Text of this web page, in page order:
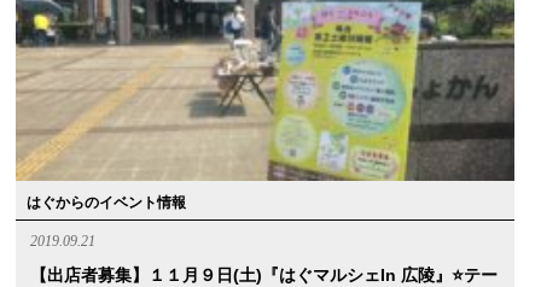
はぐからのイベント情報
2019.09.21
【出店者募集】１１月９日(土)『はぐマルシェin 広陵』⭐️テー